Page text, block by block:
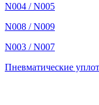
N004 / N005
N008 / N009
N003 / N007
Пневматические